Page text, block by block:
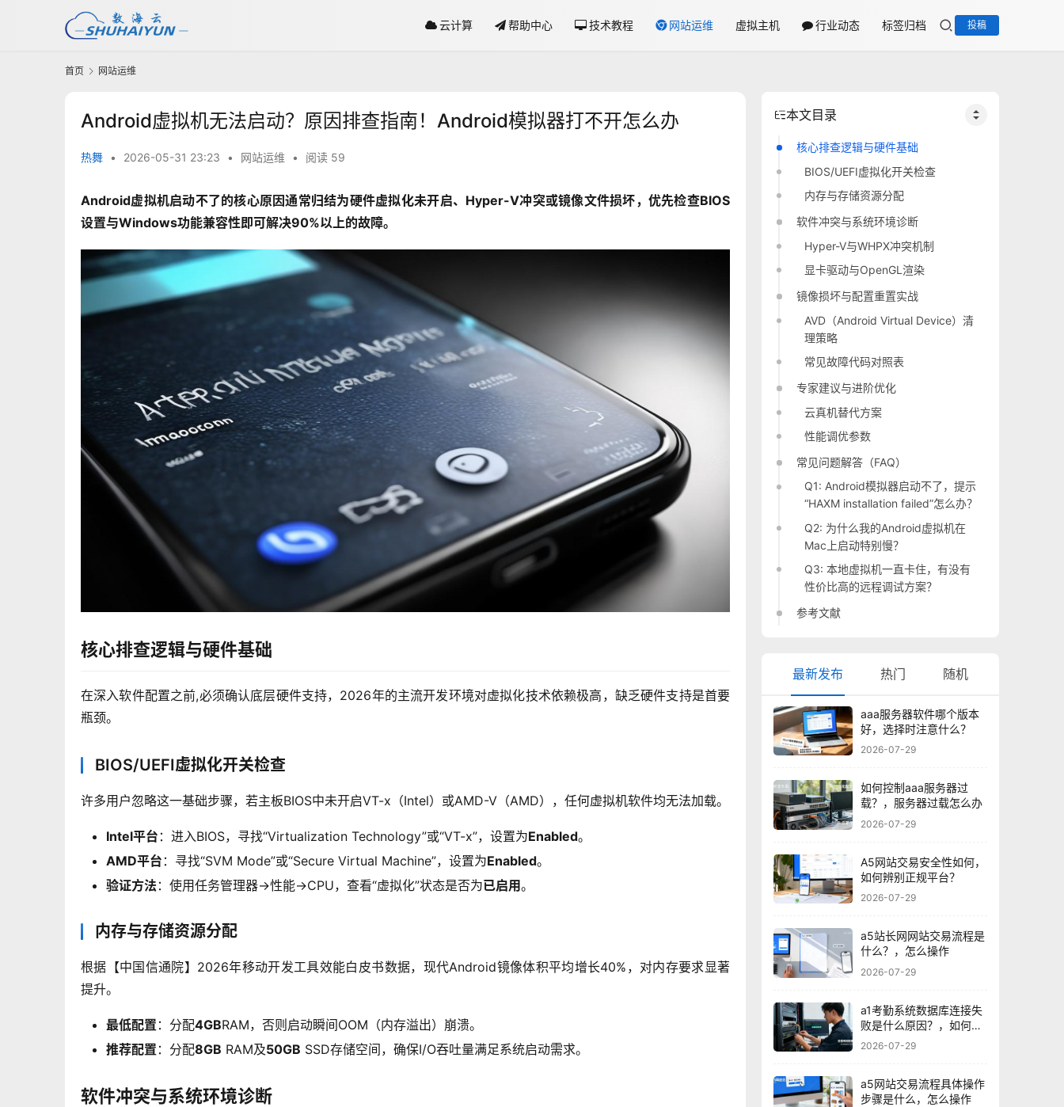
云计算 帮助中心 技术教程 网站运维 虚拟主机 行业动态 标签归档 投稿
首页 网站运维
Android虚拟机无法启动？原因排查指南！Android模拟器打不开怎么办
热舞 • 2026-05-31 23:23 • 网站运维 • 阅读 59
Android虚拟机启动不了的核心原因通常归结为硬件虚拟化未开启、Hyper-V冲突或镜像文件损坏，优先检查BIOS
设置与Windows功能兼容性即可解决90%以上的故障。
核心排查逻辑与硬件基础
在深入软件配置之前,必须确认底层硬件支持，2026年的主流开发环境对虚拟化技术依赖极高，缺乏硬件支持是首要
瓶颈。
BIOS/UEFI虚拟化开关检查
许多用户忽略这一基础步骤，若主板BIOS中未开启VT-x（Intel）或AMD-V（AMD），任何虚拟机软件均无法加载。
Intel平台 ：进入BIOS，寻找“Virtualization Technology”或“VT-x”，设置为Enabled。
AMD平台 ：寻找“SVM Mode”或“Secure Virtual Machine”，设置为Enabled。
验证方法 ：使用任务管理器->性能->CPU，查看“虚拟化”状态是否为已启用。
内存与存储资源分配
根据【中国信通院】2026年移动开发工具效能白皮书数据，现代Android镜像体积平均增长40%，对内存要求显著
提升。
最低配置 ：分配4GBRAM，否则启动瞬间OOM（内存溢出）崩溃。
推荐配置 ：分配8GB RAM及50GB SSD存储空间，确保I/O吞吐量满足系统启动需求。
软件冲突与系统环境诊断
本文目录
核心排查逻辑与硬件基础
BIOS/UEFI虚拟化开关检查
内存与存储资源分配
软件冲突与系统环境诊断
Hyper-V与WHPX冲突机制
显卡驱动与OpenGL渲染
镜像损坏与配置重置实战
AVD（Android Virtual Device）清
理策略
常见故障代码对照表
专家建议与进阶优化
云真机替代方案
性能调优参数
常见问题解答（FAQ）
Q1: Android模拟器启动不了，提示
“HAXM installation failed”怎么办？
Q2: 为什么我的Android虚拟机在
Mac上启动特别慢？
Q3: 本地虚拟机一直卡住，有没有
性价比高的远程调试方案？
参考文献
最新发布 热门 随机
aaa服务器软件哪个版本
好，选择时注意什么？
2026-07-29
如何控制aaa服务器过
载？，服务器过载怎么办
2026-07-29
A5网站交易安全性如何，
如何辨别正规平台？
2026-07-29
a5站长网网站交易流程是
什么？，怎么操作
2026-07-29
a1考勤系统数据库连接失
败是什么原因？，如何解
决？
2026-07-29
a5网站交易流程具体操作
步骤是什么，怎么操作